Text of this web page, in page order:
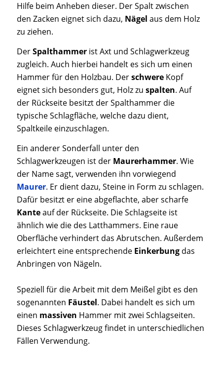
Hilfe beim Anheben dieser. Der Spalt zwischen
den Zacken eignet sich dazu, Nägel aus dem Holz
zu ziehen.
DerSpalthammerist Axt und Schlagwerkzeug
zugleich. Auch hierbei handelt es sich um einen
Hammer für den Holzbau. DerschwereKopf
eignet sich besonders gut, Holz zu spalten. Auf
der Rückseite besitzt der Spalthammer die
typische Schlagfläche, welche dazu dient,
Spaltkeile einzuschlagen.
Ein anderer Sonderfall unter den
Schlagwerkzeugen ist der Maurerhammer. Wie
der Name sagt, verwenden ihn vorwiegend
Maurer. Er dient dazu, Steine in Form zu schlagen.
Dafür besitzt er eine abgeflachte, aber scharfe
Kanteauf der Rückseite. Die Schlagseite ist
ähnlich wie die des Latthammers. Eine raue
Oberfläche verhindert das Abrutschen. Außerdem
erleichtert eine entsprechende Einkerbungdas
Anbringen von Nägeln.
Speziell für die Arbeit mit dem Meißel gibt es den
sogenannten Fäustel. Dabei handelt es sich um
einen massiven Hammer mit zwei Schlagseiten.
Dieses Schlagwerkzeug findet in unterschiedlichen
Fällen Verwendung.